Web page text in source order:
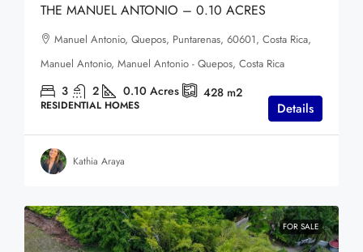
THE MANUEL ANTONIO – 0.10 ACRES
Manuel Antonio, Quepos, Puntarenas, 60601, Costa Rica,
Manuel Antonio, Manuel Antonio - Quepos, Costa Rica
3 2 0.10 Acres 428 m2
RESIDENTIAL HOMES Details
Kathia Araya
FOR SALE